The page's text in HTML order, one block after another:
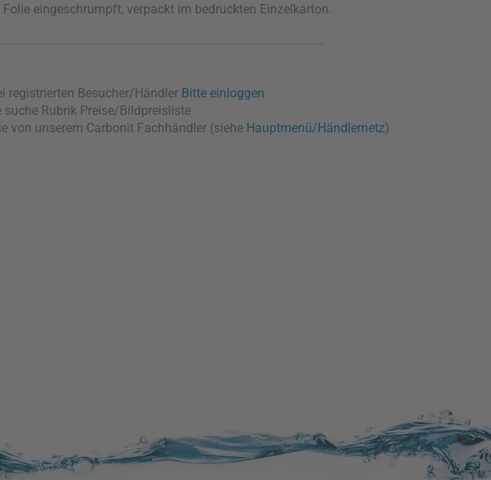
eingeschrumpft, verpackt im bedruckten Einzelkarton.
registrierten Besucher/Händler Bitte einloggen
Rubrik Preise/Bildpreisliste
von unserem Carbonit Fachhändler (siehe Hauptmenü/Händlernetz)